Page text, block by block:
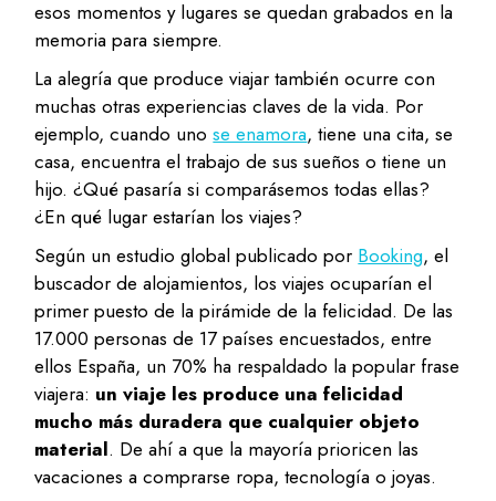
esos momentos y lugares se quedan grabados en la
memoria para siempre.
La alegría que produce viajar también ocurre con
muchas otras experiencias claves de la vida. Por
ejemplo, cuando unose enamora, tiene una cita, se
casa, encuentra el trabajo de sus sueños o tiene un
hijo. ¿Qué pasaría si comparásemos todas ellas?
¿En qué lugar estarían los viajes?
Según un estudio global publicado por Booking, el
buscador de alojamientos, los viajes ocuparían el
primer puesto de la pirámide de la felicidad. De las
17.000 personas de 17 países encuestados, entre
ellos España, un 70% ha respaldado la popular frase
viajera: un viaje les produce una felicidad
mucho más duradera que cualquier objeto
material. De ahí a que la mayoría prioricen las
vacaciones a comprarse ropa, tecnología o joyas.